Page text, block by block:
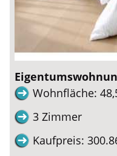
Wohnfläche:
3 Zimmer
Kaufpreis: